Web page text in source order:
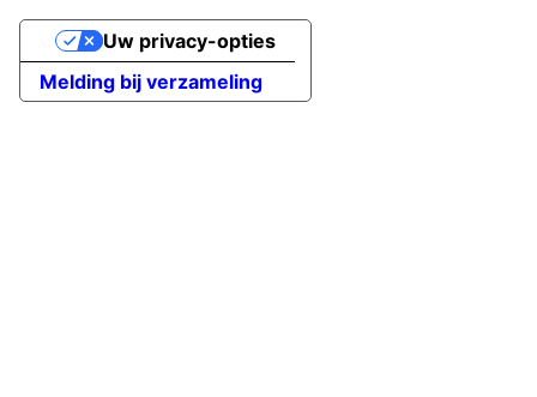
Melding bij verzameling
Uw privacy-opties